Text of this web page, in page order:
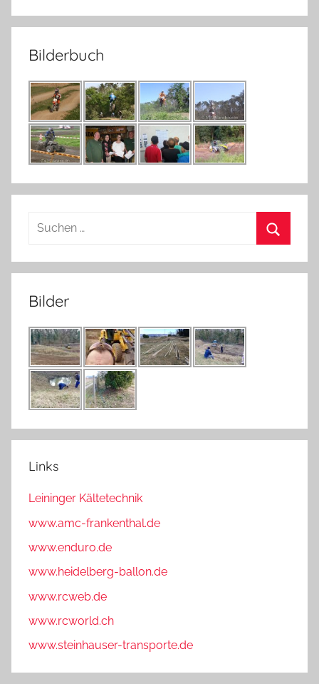
Bilderbuch
Suchen
Bilder
Links
Leininger Kältetechnik
www.amc-frankenthal.de
www.enduro.de
www.heidelberg-ballon.de
www.rcweb.de
www.rcworld.ch
www.steinhauser-transporte.de